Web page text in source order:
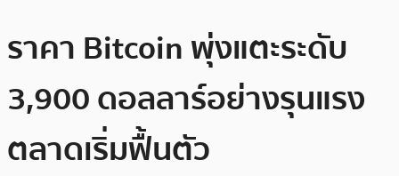
ราคา Bitcoin พุ่งแตะระดับ
3,900 ดอลลาร์อย่างรุนแรง
ตลาดเริ่มฟื้นตัว